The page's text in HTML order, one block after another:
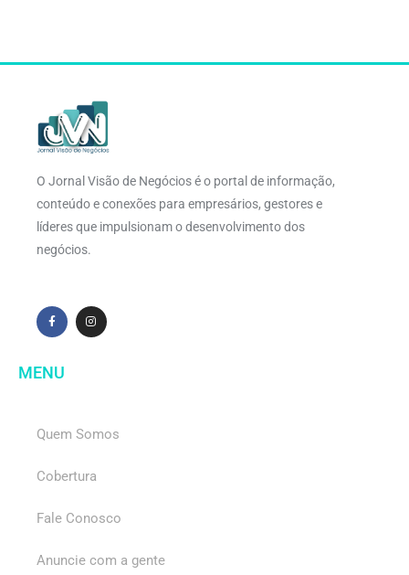
O Jornal Visão de Negócios é o portal de informação,
conteúdo e conexões para empresários, gestores e
líderes que impulsionam o desenvolvimento dos
negócios.
MENU
Quem Somos
Cobertura
Fale Conosco
Anuncie com a gente